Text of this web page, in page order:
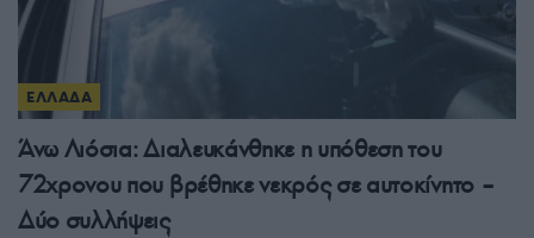
ΕΛΛΑΔΑ
Άνω Λιόσια: Διαλευκάνθηκε η υπόθεση του
72χρονου που βρέθηκε νεκρός σε αυτοκίνητο –
Δύο συλλήψεις